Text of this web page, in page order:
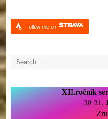
Follow me on
XII.ročník
20-21.